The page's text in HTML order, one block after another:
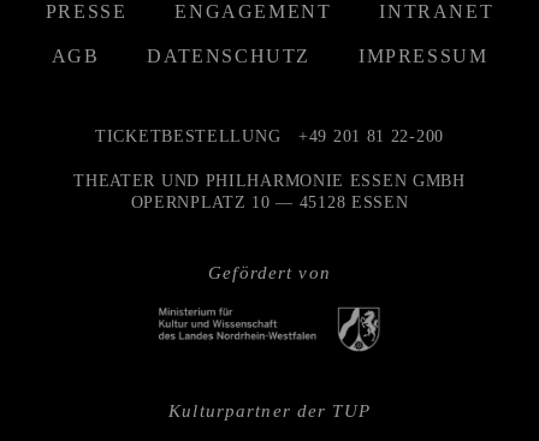
PRESSE ENGAGEMENT INTRANET
AGB DATENSCHUTZ IMPRESSUM
Gefördert von
TICKETBESTELLUNG +49 201 81 22-200
THEATER UND PHILHARMONIE ESSEN GMBH
OPERNPLATZ 10 — 45128 ESSEN
Kulturpartner der TUP